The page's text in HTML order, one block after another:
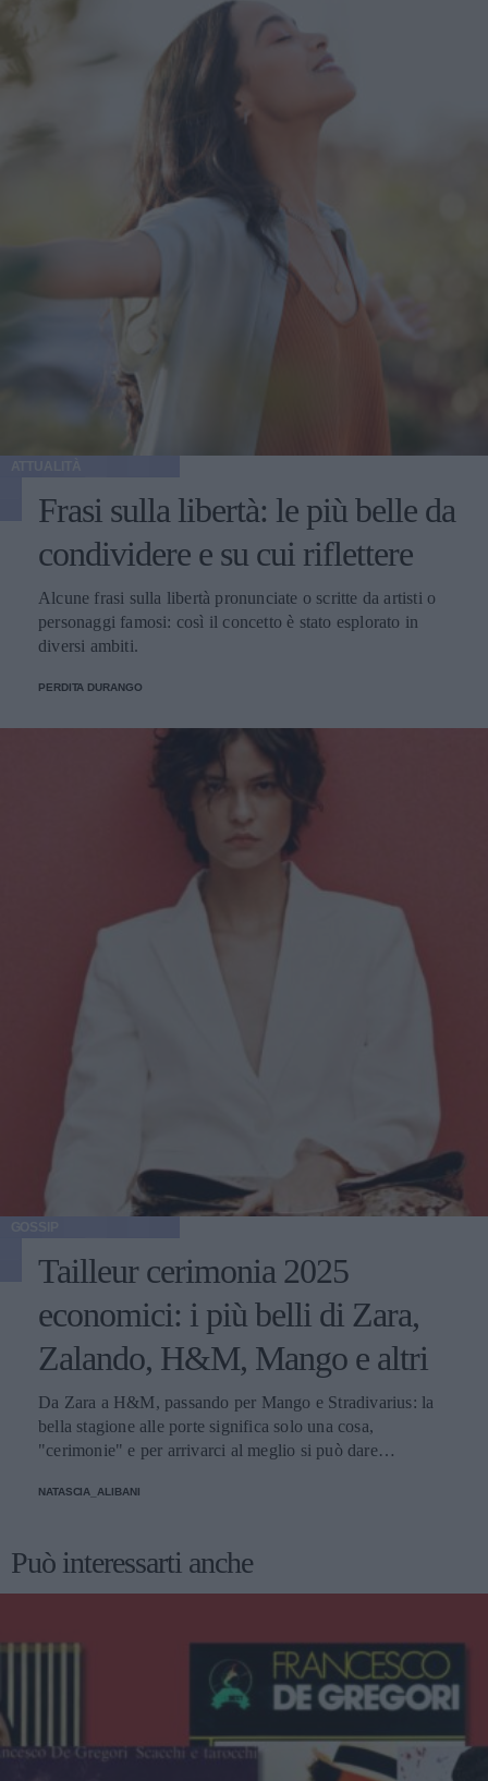
Frasi sulla libertà: le più belle da
condividere e su cui riflettere
Alcune frasi sulla libertà pronunciate o scritte da artisti o
personaggi famosi: così il concetto è stato esplorato in
diversi ambiti.
PERDITA DURANGO
Tailleur cerimonia 2025
economici: i più belli di Zara,
Zalando, H&M, Mango e altri
Da Zara a H&M, passando per Mango e Stradivarius: la
bella stagione alle porte significa solo una cosa,
"cerimonie" e per arrivarci al meglio si può dare
NATASCIA_ALIBANI
Può interessarti anche